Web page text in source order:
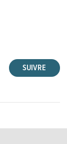
SUIVRE